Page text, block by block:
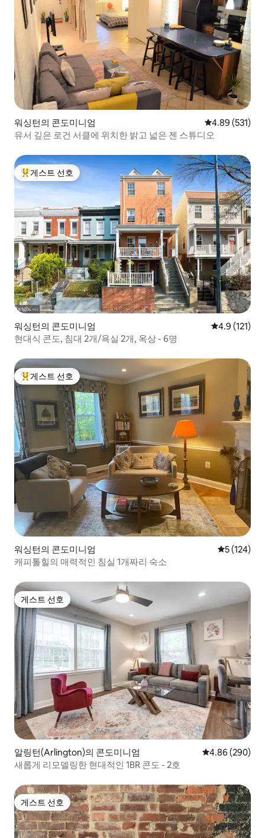
워싱턴의 콘도미니엄 평점 4.89점(5
4.89 (531)
유서 깊은 로건 서클에 위치한 밝고 넓은 젠 스튜디오
상위 게스트 선호
게스트 선호
워싱턴의 콘도미니엄 평점 4.9점(5
4.9 (121)
현대식 콘도, 침대 2개/욕실 2개, 옥상 - 6명
상위 게스트 선호
게스트 선호
워싱턴의 콘도미니엄 평점 5점(5
5 (124)
캐피톨힐의 매력적인 침실 1개짜리 숙소
게스트 선호
게스트 선호
알링턴(Arlington)의 콘도미니엄 평점 4.86점(5
4.86 (290)
새롭게 리모델링한 현대적인 1BR 콘도 - 2호
게스트 선호
게스트 선호